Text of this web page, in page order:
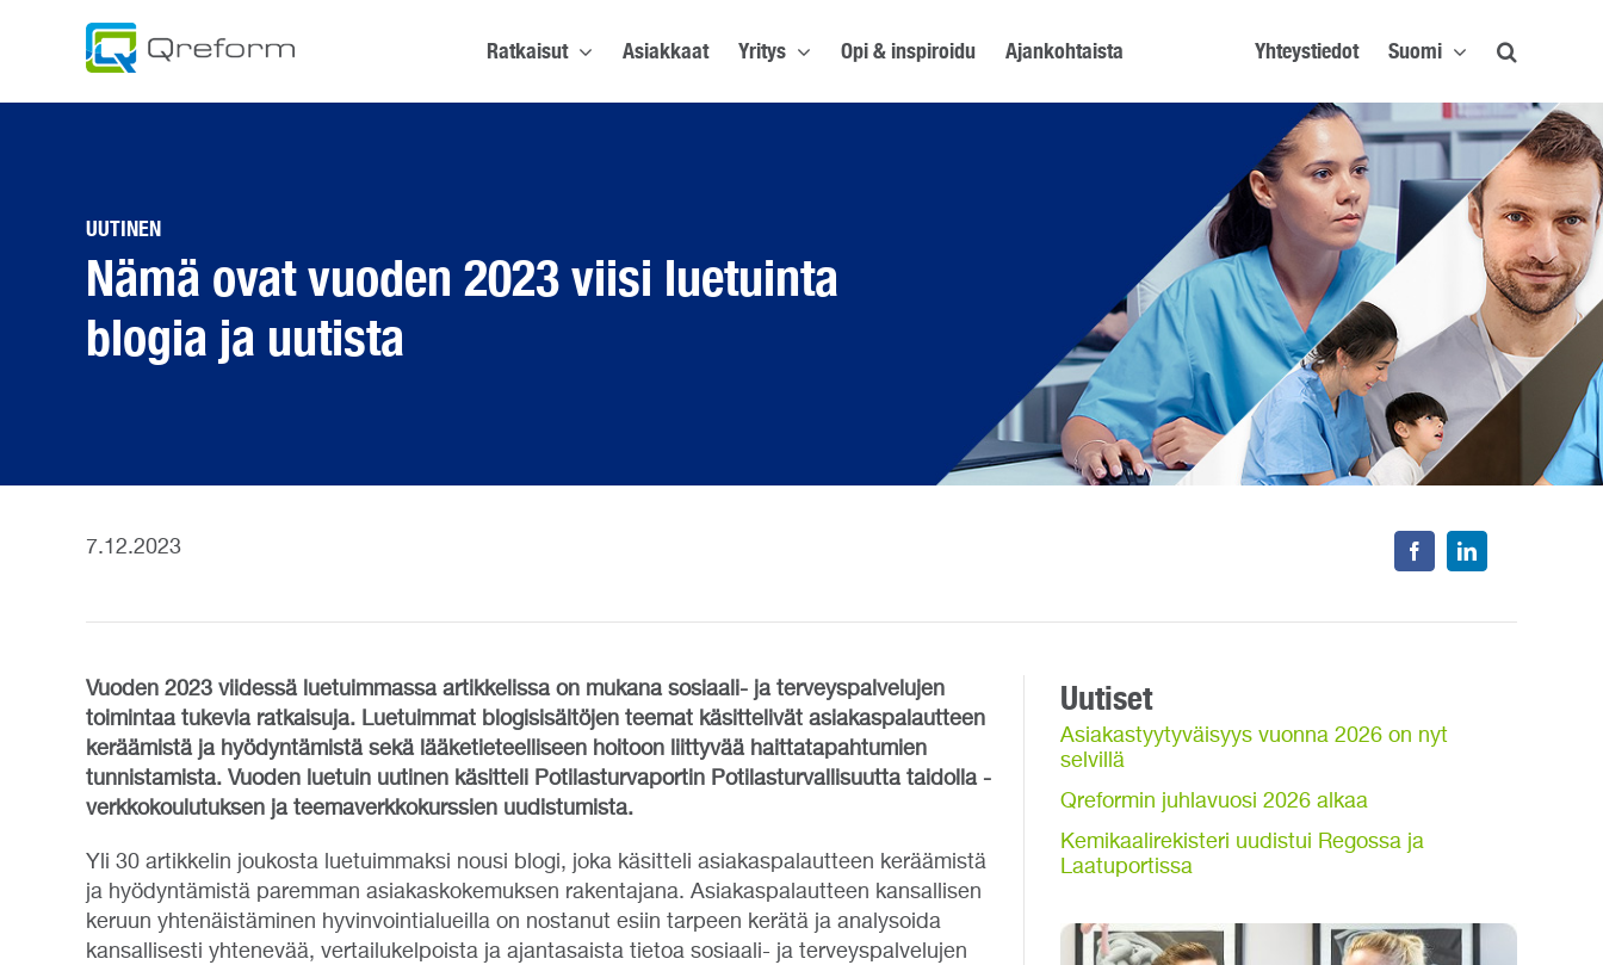
Ratkaisut Asiakkaat Yritys Opi & inspiroidu Ajankohtaista Yhteystiedot Suomi
UUTINEN
Nämä ovat vuoden 2023 viisi luetuinta
blogia ja uutista
7.12.2023
Vuoden 2023 viidessä luetuimmassa artikkelissa on mukana sosiaali- ja terveyspalvelujen
toimintaa tukevia ratkaisuja. Luetuimmat blogisisältöjen teemat käsittelivät asiakaspalautteen
keräämistä ja hyödyntämistä sekä lääketieteelliseen hoitoon liittyvää haittatapahtumien
tunnistamista. Vuoden luetuin uutinen käsitteli Potilasturvaportin Potilasturvallisuutta taidolla -
verkkokoulutuksen ja teemaverkkokurssien uudistumista.
Yli 30 artikkelin joukosta luetuimmaksi nousi blogi, joka käsitteli asiakaspalautteen keräämistä
ja hyödyntämistä paremman asiakaskokemuksen rakentajana. Asiakaspalautteen kansallisen
keruun yhtenäistäminen hyvinvointialueilla on nostanut esiin tarpeen kerätä ja analysoida
kansallisesti yhtenevää, vertailukelpoista ja ajantasaista tietoa sosiaali- ja terveyspalvelujen
Uutiset
Asiakastyytyväisyys vuonna 2026 on nyt
selvillä
Qreformin juhlavuosi 2026 alkaa
Kemikaalirekisteri uudistui Regossa ja
Laatuportissa